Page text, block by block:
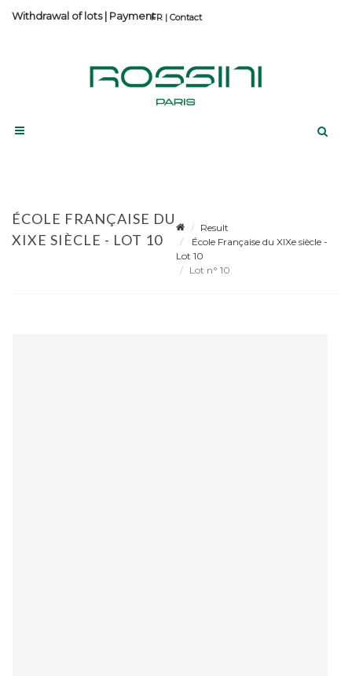
Contact
Withdrawal of lots| Payment
ÉCOLE FRANÇAISE DU
XIXE SIÈCLE - LOT 10
Result
École Française du XIXe siècle -
Lot 10
Lot n° 10